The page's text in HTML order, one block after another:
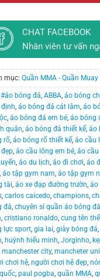
CHAT FACEBOOK
Nhân viên tư vấn
mục: Quần MMA - Quần Muay
#áo bóng đá, ABBA, áo bóng
, áo bóng đá cát lâm, áo
, áo bóng đá em bé, áo bóng
quân, áo bóng đá thiết kế, áo
rổ, áo bóng rổ thiết kế, áo cầu
đẹp, áo cầu lông em bé, áo
, áo du lịch, áo đi chơi, áo
, áo tập gym nam, áo tập gym
tài, áo xe đạp đường trườn, áo
, carlos caicedo, champions,
đá, chuyên sỉ quần áo bóng đá
, cristiano ronaldo, cung tên
lực sport, gia lai, giày bóng đá,
, huỳnh hiểu minh, Jorginho,
manchester city, mancheter
chơi hệ, người chơi hệ đẹp,
, paul pogba, quần MMA,